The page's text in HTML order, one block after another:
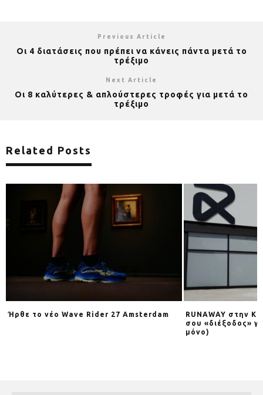
Previous Article
Οι 4 διατάσεις που πρέπει να κάνεις πάντα μετά το
τρέξιμο
Next Article
Οι 8 καλύτερες & απλούστερες τροφές για μετά το
τρέξιμο
Related Posts
Ήρθε το νέο Wave Rider 27 Amsterdam
RUNAWAY στην
σου «διέξοδος»
μόνο)